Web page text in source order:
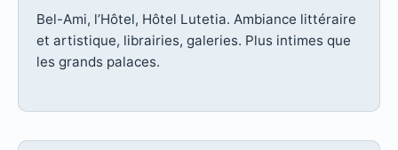
Bel-Ami, l’Hôtel, Hôtel Lutetia. Ambiance littéraire
et artistique, librairies, galeries. Plus intimes que
les grands palaces.